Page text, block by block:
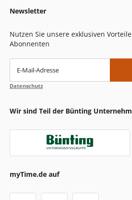
Newsletter
Nutzen Sie unsere exklusiven
Abonnenten
E-Mail-Adresse
Datenschutz
Wir sind Teil der Bünting
myTime.de auf